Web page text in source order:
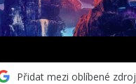
Přidat mezi oblíbené